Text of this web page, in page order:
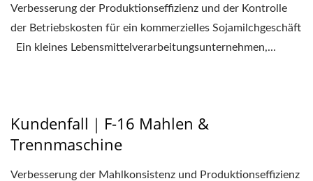
Verbesserung der Produktionseffizienz und der Kontrolle
der Betriebskosten für ein kommerzielles Sojamilchgeschäft
Ein kleines Lebensmittelverarbeitungsunternehmen,...
Kundenfall｜F-16 Mahlen &
Trennmaschine
Verbesserung der Mahlkonsistenz und Produktionseffizienz